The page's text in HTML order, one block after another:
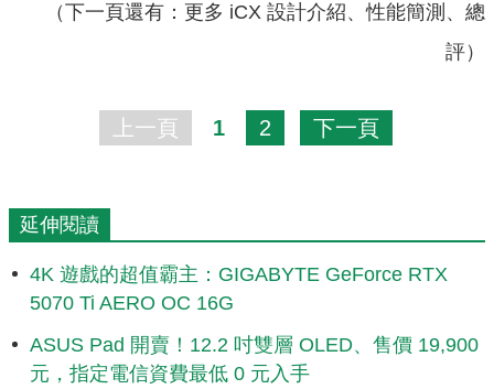
（下一頁還有：更多 iCX 設計介紹、性能簡測、總
評）
上一頁 1 2 下一頁
延伸閱讀
4K 遊戲的超值霸主：GIGABYTE GeForce RTX
5070 Ti AERO OC 16G
ASUS Pad 開賣！12.2 吋雙層 OLED、售價 19,900
元，指定電信資費最低 0 元入手